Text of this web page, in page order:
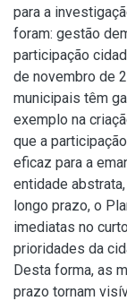
para a
foram: gestão
participação
de novembro de
municipais têm
exemplo na
que a
eficaz para a
entidade
longo prazo, o
imediatas no
prioridades da
Desta forma, as
prazo tornam